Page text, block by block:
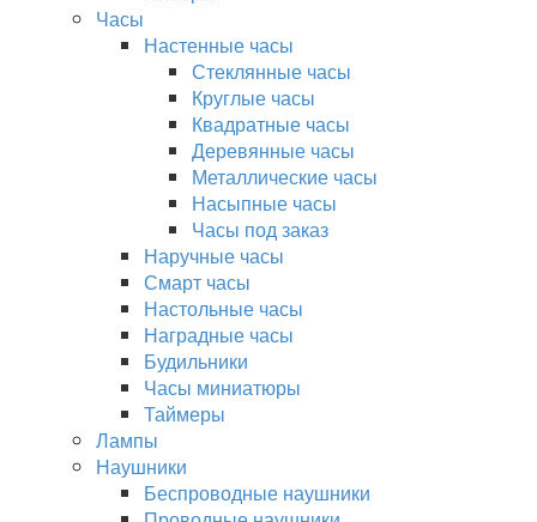
Часы
Настенные часы
Стеклянные часы
Круглые часы
Квадратные часы
Деревянные часы
Металлические часы
Насыпные часы
Часы под заказ
Наручные часы
Смарт часы
Настольные часы
Наградные часы
Будильники
Часы миниатюры
Таймеры
Лампы
Наушники
Беспроводные наушники